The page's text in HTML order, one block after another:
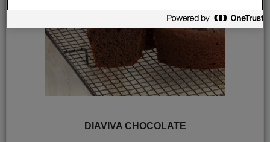
DIAVIVA CHOCOLATE